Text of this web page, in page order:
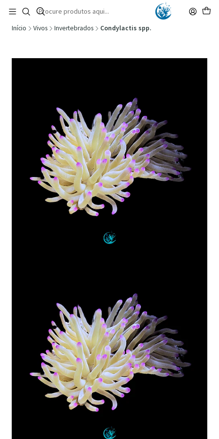
🚚 Portugal Continental: Portes Grátis desde 149,90€ (Envio extresso: 14,90€)
Ler mais
Início Vivos Invertebrados Condylactis spp.